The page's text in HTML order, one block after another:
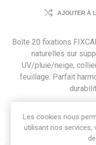
AJOUTER À
Boîte 20 fixations
naturelles sur
UV/pluie/neige,
feuillage. Parfait
SKU:
GTIN:
Les cookies nous
utilisant nos services,